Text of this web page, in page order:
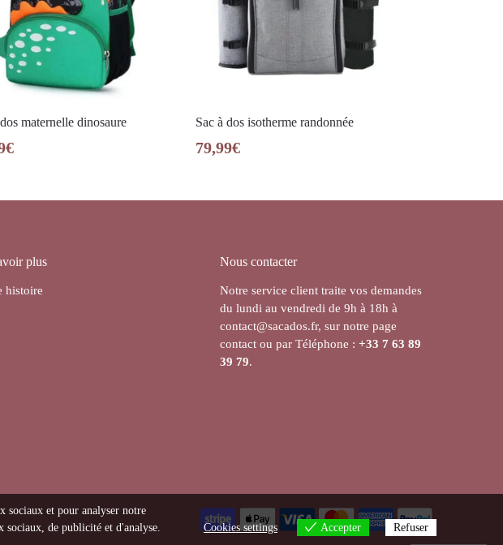
maternelle dinosaure
€
Sac à dos isotherme randonnée
79,99€
plus
histoire
Nous contacter
Notre service client traite vos demandes
du lundi au vendredi de 9h à 18h à
contact@sacados.fr, sur notre page
contact ou par Téléphone : +33 7 63 89
39 79.
sociaux et pour analyser notre
sociaux, de publicité et d'analyse.
Cookies settings Accepter Refuser